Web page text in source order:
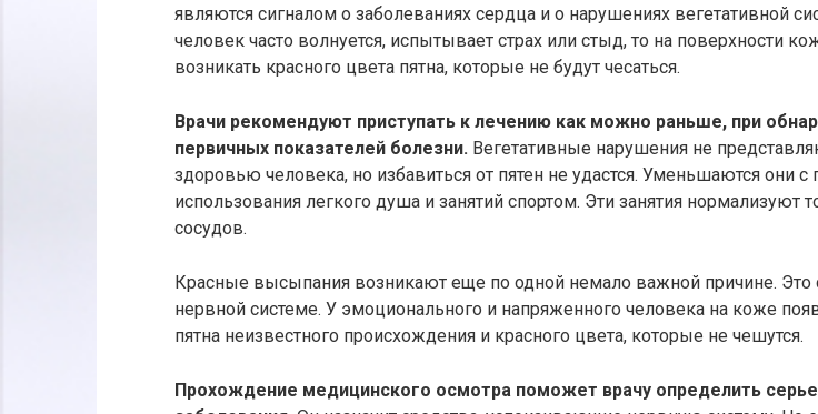
являются сигналом о заболеваниях сердца и о нарушениях вегетативной
человек часто волнуется, испытывает страх или стыд, то на поверхности
возникать красного цвета пятна, которые не будут чесаться.
Врачи рекомендуют приступать к лечению как можно раньше, при
первичных показателей болезни. Вегетативные нарушения не
здоровью человека, но избавиться от пятен не удастся. Уменьшаются они
использования легкого душа и занятий спортом. Эти занятия нормализуют
сосудов.
Красные высыпания возникают еще по одной немало важной причине. Это
нервной системе. У эмоционального и напряженного человека на коже
пятна неизвестного происхождения и красного цвета, которые не чешутся.
Прохождение медицинского осмотра поможет врачу определить